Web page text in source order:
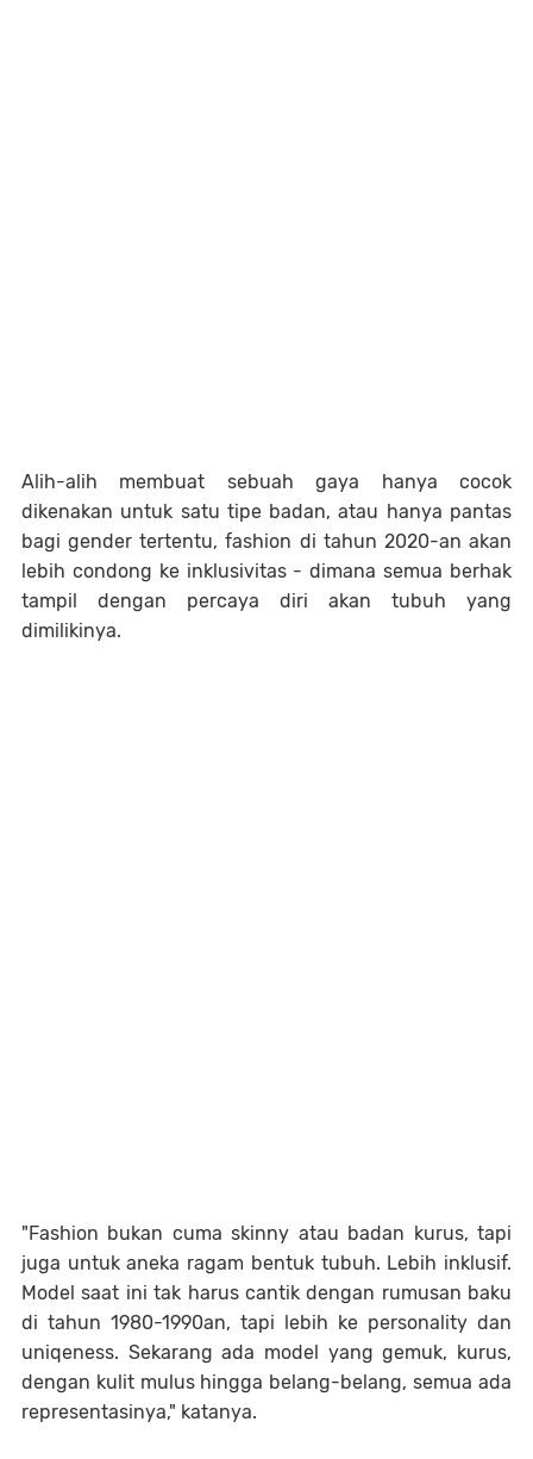
Alih-alih membuat sebuah gaya hanya cocok
dikenakan untuk satu tipe badan, atau hanya pantas
bagi gender tertentu, fashion di tahun 2020-an akan
lebih condong ke inklusivitas - dimana semua berhak
tampil dengan percaya diri akan tubuh yang
dimilikinya.
"Fashion bukan cuma skinny atau badan kurus, tapi
juga untuk aneka ragam bentuk tubuh. Lebih inklusif.
Model saat ini tak harus cantik dengan rumusan baku
di tahun 1980-1990an, tapi lebih ke personality dan
uniqeness. Sekarang ada model yang gemuk, kurus,
dengan kulit mulus hingga belang-belang, semua ada
representasinya," katanya.